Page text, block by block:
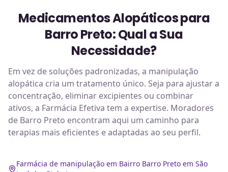
Medicamentos Alopáticos para
Barro Preto: Qual a Sua
Necessidade?
Em vez de soluções padronizadas, a manipulação
alopática cria um tratamento único. Seja para ajustar a
concentração, eliminar excipientes ou combinar
ativos, a Farmácia Efetiva tem a expertise. Moradores
de Barro Preto encontram aqui um caminho para
terapias mais eficientes e adaptadas ao seu perfil.
Farmácia de manipulação em Bairro Barro Preto em São